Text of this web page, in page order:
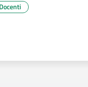
Docenti